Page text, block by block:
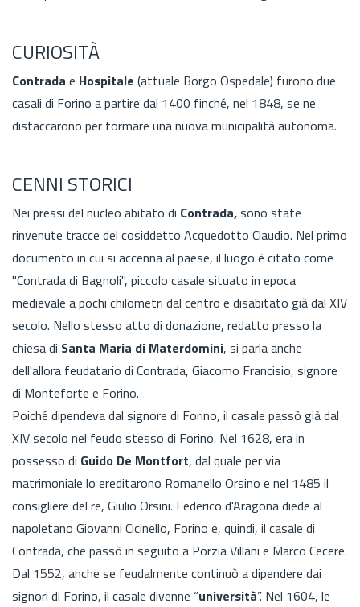
CURIOSITÀ
Contrada e Hospitale (attuale Borgo Ospedale) furono due
casali di Forino a partire dal 1400 finché, nel 1848, se ne
distaccarono per formare una nuova municipalità autonoma.
CENNI STORICI
Nei pressi del nucleo abitato di Contrada,sono state
rinvenute tracce del cosiddetto Acquedotto Claudio. Nel primo
documento in cui si accenna al paese, il luogo è citato come
"Contrada di Bagnoli", piccolo casale situato in epoca
medievale a pochi chilometri dal centro e disabitato già dal XIV
secolo. Nello stesso atto di donazione, redatto presso la
chiesa di Santa Maria di Materdomini, si parla anche
dell'allora feudatario di Contrada, Giacomo Francisio, signore
di Monteforte e Forino.
Poiché dipendeva dal signore di Forino, il casale passò già dal
XIV secolo nel feudo stesso di Forino. Nel 1628, era in
possesso di Guido De Montfort, dal quale per via
matrimoniale lo ereditarono Romanello Orsino e nel 1485 il
consigliere del re, Giulio Orsini. Federico d'Aragona diede al
napoletano Giovanni Cicinello, Forino e, quindi, il casale di
Contrada, che passò in seguito a Porzia Villani e Marco Cecere.
Dal 1552, anche se feudalmente continuò a dipendere dai
signori di Forino, il casale divenne “università”. Nel 1604, le